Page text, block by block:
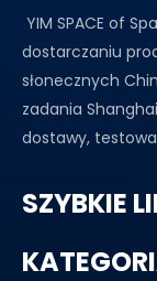
YIM SPACE of
dostarczaniu
słonecznych
zadania
dostawy,
SZYBKIE